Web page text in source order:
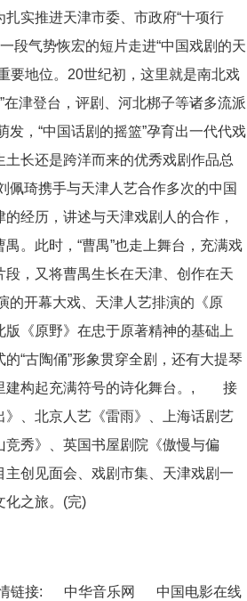
实推进天津市委、市政府“十项行
气势恢宏的短片走进“中国戏剧的天
要地位。20世纪初，这里就是南北戏
在津登台，评剧、河北梆子等诸多流派
，“中国话剧的摇篮”孕育出一代代戏
长还是跨洋而来的优秀戏剧作品总
琦携手与天津人艺合作多次的中国
经历，讲述与天津戏剧人的合作，
。此时，“曹禺”也走上舞台，充满戏
，又将曹禺生长在天津、创作在天
开幕大戏、天津人艺排演的《原
《原野》在忠于原著精神的基础上
“古陶俑”形象贯穿全剧，还有大提琴
建构起充满符号的诗化舞台。, 接
、北京人艺《雷雨》、上海话剧艺
秀》、英国书屋剧院《傲慢与偏
创见面会、戏剧市集、天津戏剧一
化之旅。(完)
链接: 中华音乐网 中国电影在线